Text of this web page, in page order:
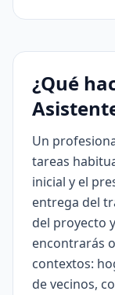
¿Qué
Un
tareas
inicial y el
entrega del
del proyecto
encontrarás
contextos:
de vecinos,